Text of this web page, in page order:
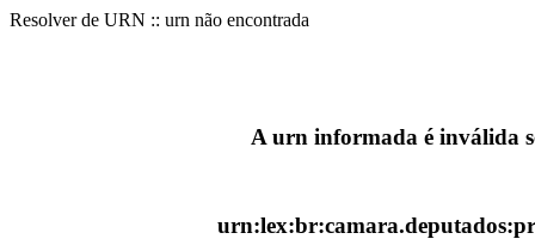
Resolver de URN :: urn não encontrada
A urn informada é inválida